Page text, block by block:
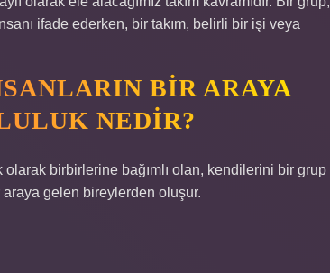
ifade ederken, bir takım, belirli bir işi veya
BIR ARAYA
NEDIR?
birbirlerine bağımlı olan, kendilerini bir grup
gelen bireylerden oluşur.